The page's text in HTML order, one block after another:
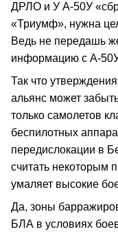
ДРЛО и У А-50У
«Триумф», нужна
Ведь не передашь
информацию с А-
Так что
альянс может
только самолетов
беспилотных
передислокации в
считать некоторым
умаляет высокие
Да, зоны
БЛА в условиях